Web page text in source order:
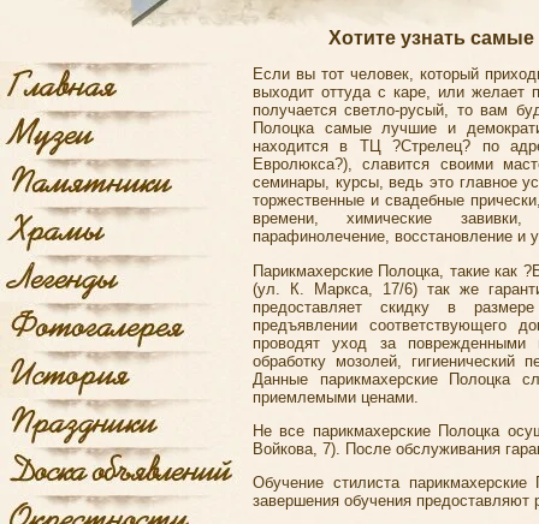
Хотите узнать
Если вы тот человек, который
выходит оттуда с каре, или желает
получается светло-русый, то вам
Полоцка самые лучшие и
находится в ТЦ ?Стрелец? по
Евролюкса?), славится своими
семинары, курсы, ведь это главное
торжественные и свадебные
времени, химические
парафинолечение, восстановление и
Парикмахерские Полоцка, такие как
(ул. К. Маркса, 17/6) так же
предоставляет скидку в
предъявлении соответствующего
проводят уход за
обработку мозолей,
Данные парикмахерские Полоцка
приемлемыми ценами.
Не все парикмахерские Полоцка
Войкова, 7). После обслуживания
Обучение стилиста
завершения обучения предоставляют